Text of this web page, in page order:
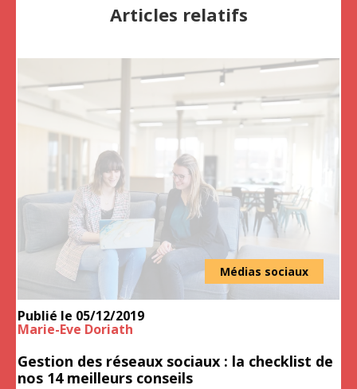
Articles relatifs
Médias sociaux
Publié le 05/12/2019
Marie-Eve Doriath
Gestion des réseaux sociaux : la checklist de
nos 14 meilleurs conseils